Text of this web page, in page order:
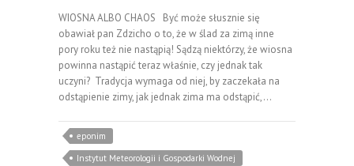
WIOSNA ALBO CHAOS Być może słusznie się
obawiał pan Zdzicho o to, że w ślad za zimą inne
pory roku też nie nastąpią! Sądzą niektórzy, że wiosna
powinna nastąpić teraz właśnie, czy jednak tak
uczyni? Tradycja wymaga od niej, by zaczekała na
odstąpienie zimy, jak jednak zima ma odstąpić,…
eponim
Instytut Meteorologii i Gospodarki Wodnej